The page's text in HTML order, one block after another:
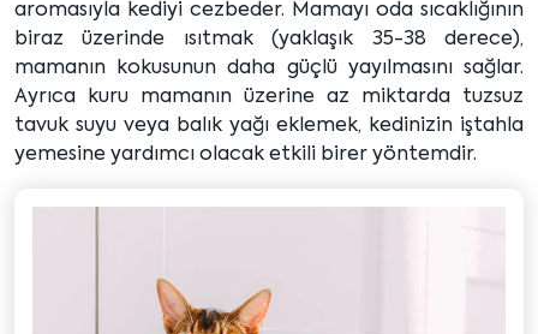
aromasıyla kediyi cezbeder. Mamayı oda sıcaklığının
biraz üzerinde ısıtmak (yaklaşık 35-38 derece),
mamanın kokusunun daha güçlü yayılmasını sağlar.
Ayrıca kuru mamanın üzerine az miktarda tuzsuz
tavuk suyu veya balık yağı eklemek, kedinizin iştahla
yemesine yardımcı olacak etkili birer yöntemdir.